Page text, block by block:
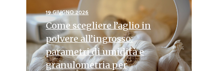
19 GIUGNO 2026
Come scegliere l’aglio in
polvere all’ingrosso:
parametri di umidità e
granulometria per